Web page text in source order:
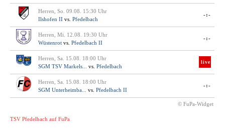
Herren, So. 09.08. 15:30 Uhr
Ilshofen II vs. Pfedelbach
-:-
Herren, Mi. 12.08. 19:30 Uhr
Wüstenrot vs. Pfedelbach II
-:-
Herren, Sa. 15.08. 18:00 Uhr
SGM TSV Markels...
vs. Pfedelbach
live
Herren, Sa. 15.08. 18:00 Uhr
SGM Unterheimba...
vs. Pfedelbach II
-:-
© FuPa-Widget
TSV Pfedelbach auf FuPa